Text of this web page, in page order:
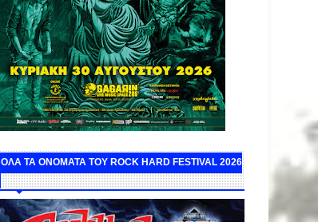
ΟΛΑ ΤΑ ΟΝΟΜΑΤΑ ΤΟΥ ROCK HARD FESTIVAL 2026